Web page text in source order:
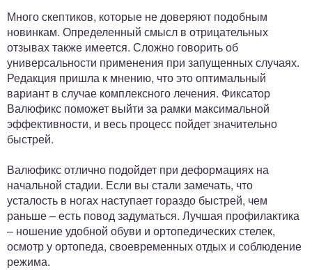
Много скептиков, которые не доверяют подобным
новинкам. Определенный смысл в отрицательных
отзывах также имеется. Сложно говорить об
универсальности применения при запущенных случаях.
Редакция пришла к мнению, что это оптимальный
вариант в случае комплексного лечения. Фиксатор
Валюфикс поможет выйти за рамки максимальной
эффективности, и весь процесс пойдет значительно
быстрей.
Валюфикс отлично подойдет при деформациях на
начальной стадии. Если вы стали замечать, что
усталость в ногах наступает гораздо быстрей, чем
раньше – есть повод задуматься. Лучшая профилактика
– ношение удобной обуви и ортопедических стелек,
осмотр у ортопеда, своевременных отдых и соблюдение
режима.